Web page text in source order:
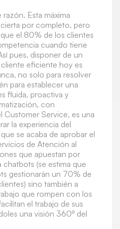
Esta máxima
por completo, pero
el 80% de los clientes
cuando tiene
pues, disponer de un
eficiente hoy es
no solo para resolver
para establecer una
fluida, proactiva y
con
Customer Service, es una
la experiencia del
se acaba de aprobar el
de Atención al
que apuestan por
(se estima que
gestionarán un 70% de
sino también a
que rompen con los
el trabajo de sus
una visión 360º del